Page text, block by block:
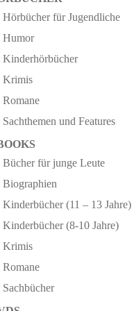
Hörbücher für Jugendliche
Humor
Kinderhörbücher
Krimis
Romane
Sachthemen und Features
Bücher für junge Leute
Biographien
Kinderbücher (11 – 13 Jahre)
Kinderbücher (8-10 Jahre)
Krimis
Romane
Sachbücher